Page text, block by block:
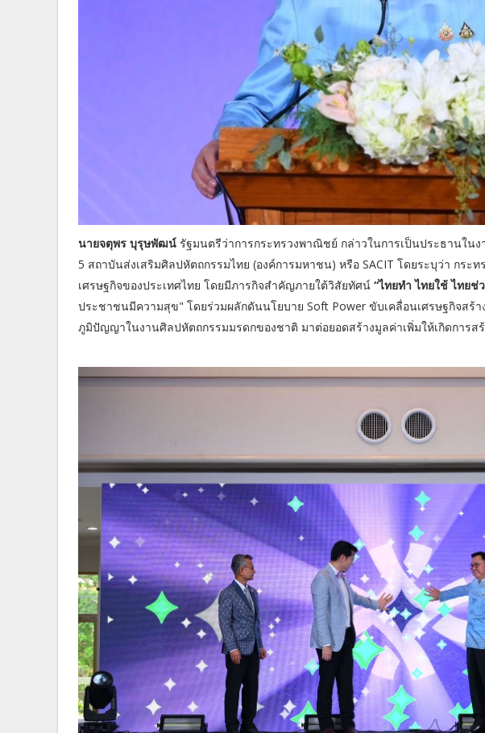
นายจตุพร บุรุษพัฒน์ รัฐมนตรีว่าการกระทรวงพาณิชย์ กล่าวในการเป็นประธานใ
5 สถาบันส่งเสริมศิลปหัตถกรรมไทย (องค์การมหาชน) หรือ SACIT โดยระบุว่า กร
เศรษฐกิจของประเทศไทย โดยมีภารกิจสำคัญภายใต้วิสัยทัศน์ “ไทยทำ ไทยใช้ ไทยช่
ประชาชนมีความสุข" โดยร่วมผลักดันนโยบาย Soft Power ขับเคลื่อนเศรษฐกิจสร้า
ภูมิปัญญาในงานศิลปหัตถกรรมมรดกของชาติ มาต่อยอดสร้างมูลค่าเพิ่มให้เกิดการ